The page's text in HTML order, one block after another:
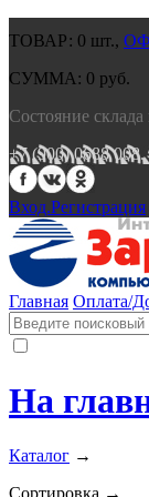
ТОВАР: 0 шт.,
СУММА: 0 руб.
Состояние
+7 (900) 0688 008.
Вход.Регистрация
Главная Оплата/
На
Каталог →
Сортировка →